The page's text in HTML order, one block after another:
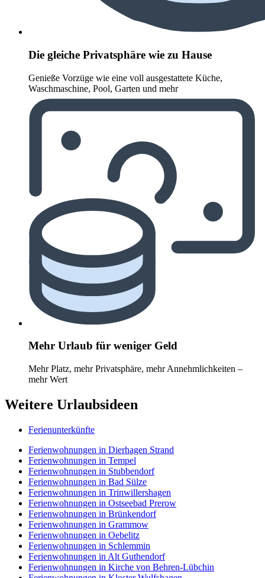
Die gleiche Privatsphäre wie zu Hause
Genieße Vorzüge wie eine voll ausgestattete Küche,
Waschmaschine, Pool, Garten und mehr
Mehr Urlaub für weniger Geld
Mehr Platz, mehr Privatsphäre, mehr Annehmlichkeiten –
mehr Wert
Weitere Urlaubsideen
Ferienunterkünfte
Ferienwohnungen in Dierhagen Strand
Ferienwohnungen in Tempel
Ferienwohnungen in Stubbendorf
Ferienwohnungen in Bad Sülze
Ferienwohnungen in Trinwillershagen
Ferienwohnungen in Ostseebad Prerow
Ferienwohnungen in Brünkendorf
Ferienwohnungen in Grammow
Ferienwohnungen in Oebelitz
Ferienwohnungen in Schlemmin
Ferienwohnungen in Alt Guthendorf
Ferienwohnungen in Kirche von Behren-Lübchin